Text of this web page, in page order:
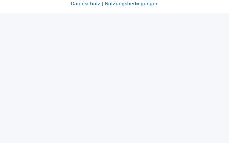
Datenschutz| Nutzungsbedingungen